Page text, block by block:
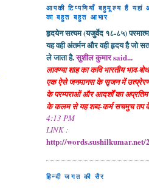
आपकी टिप्पणियाँ बहुमूल्य हैं
का बहुत बहुत आभार
हृदयेन सत्यम (यजुर्वेद १८-८५)
यह वही अंतर्मन और वही हृदय है जो
ले जाता है.सुशील कुमार said...
लावण्या शाह का कवि भारतीय भाव-
एक ऐसे जनमानस के सृजन में उत्प्रेरणा
के परम्पराओं और आदर्शों का अप्रतिम
के कलम से यह शब्द-कर्म सचमुच तप
4:13 PM
LINK :
http://
हिन्दी जगत की सैर